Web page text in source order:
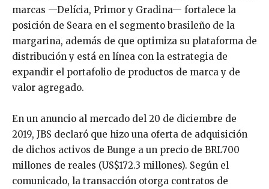
marcas —Delícia, Primor y Gradina— fortalece la
posición de Seara en el segmento brasileño de la
margarina, además de que optimiza su plataforma de
distribución y está en línea con la estrategia de
expandir el portafolio de productos de marca y de
valor agregado.
En un anuncio al mercado del 20 de diciembre de
2019, JBS declaró que hizo una oferta de adquisición
de dichos activos de Bunge a un precio de BRL700
millones de reales (US$172.3 millones). Según el
comunicado, la transacción otorga contratos de